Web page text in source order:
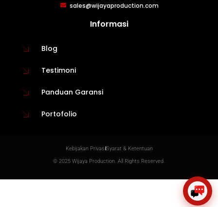
sales@wijayaproduction.com
Informasi
Blog
Testimoni
Panduan Garansi
Portofolio
Kebijakan PrivasiSyarat & Ketentuan
© 2025 Wijaya Production. All Rights Reserved.